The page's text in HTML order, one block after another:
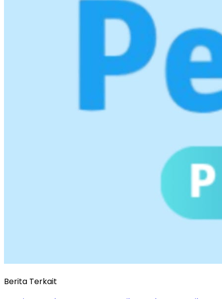
Berita Terkait